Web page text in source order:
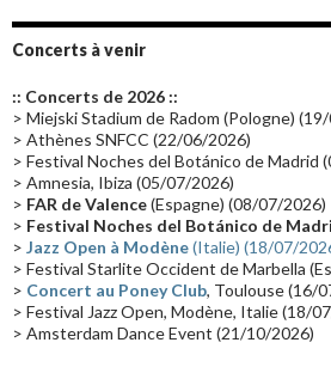
Groupe de Recherche Musicale
Passages radio Vidéo Jarrecast (16)
Les concerts en Chine(16) Cinéma
Synthé Roland(15) Belgique(15)
(14) Astronomie (14)
Tournée 2025(14) 2024(14) Chine(13)
Concerts à venir
:: Concerts de 2026 ::
> Miejski Stadium de Radom (Pologne)
> Athènes SNFCC (22/06/2026)
> Festival Noches del Botánico de Madrid
> Amnesia, Ibiza (05/07/2026)
> FAR de Valence(Espagne) (08/07/2026)
> Festival Noches del Botánico de
> Jazz Open à Modène(Italie) (18/07/
> Festival Starlite Occident de Marbella
> Concert au Poney Club, Toulouse (16/
> Festival Jazz Open, Modène, Italie (18/
> Amsterdam Dance Event (21/10/2026)